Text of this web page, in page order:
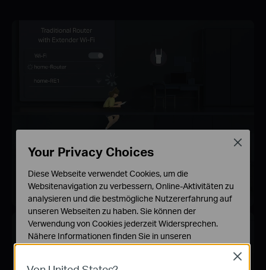
Close
Your Privacy Choices
Diese Webseite verwendet Cookies, um die
Websitenavigation zu verbessern, Online-Aktivitäten zu
analysieren und die bestmögliche Nutzererfahrung auf
unseren Webseiten zu haben. Sie können der
Verwendung von Cookies jederzeit Widersprechen.
Nähere Informationen finden Sie in unseren
Datenschutzhinweisen.
Close